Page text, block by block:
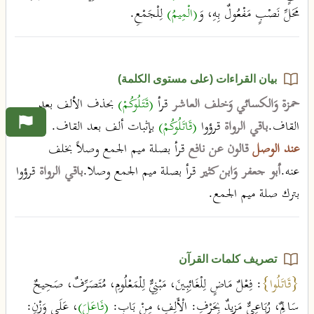
مَحَلِّ نَصْبٍ مَفْعُولٌ بِهِ، وَ(الْمِيمُ)لِلْجَمْعِ.
بيان القراءات (على مستوى الكلمة)
حمزة وَالكسائي وَخلف العاشرقرأ(قَتَلُوكُمْ)بحذف الألف بعد
القاف.باقي الرواةقرؤوا (قَاتَلُوكُمْ) بإثبات ألف بعد القاف.
عند الوصلقالون عن نافعقرأ بصلة ميم الجمع وصلاً بخلف
عنه.أبو جعفر وَابن كثيرقرأ بصلة ميم الجمع وصلا.باقي الرواةقرؤوا
بترك صلة ميم الجمع.
تصريف كلمات القرآن
{قَاتَلُوا}: فِعْلٌ مَاضٍ لِلْغَائِبِينَ، مَبْنِيٌّ لِلْمَعْلُومِ، مُتَصَرِّفٌ، صَحِيحٌ
سَالِمٌ، رُبَاعِيٌّ مَزِيدٌ بِحَرْفِ: الْأَلِفِ، مِنْ بَابِ: (فَاعَلَ)، عَلَى وَزْنِ: